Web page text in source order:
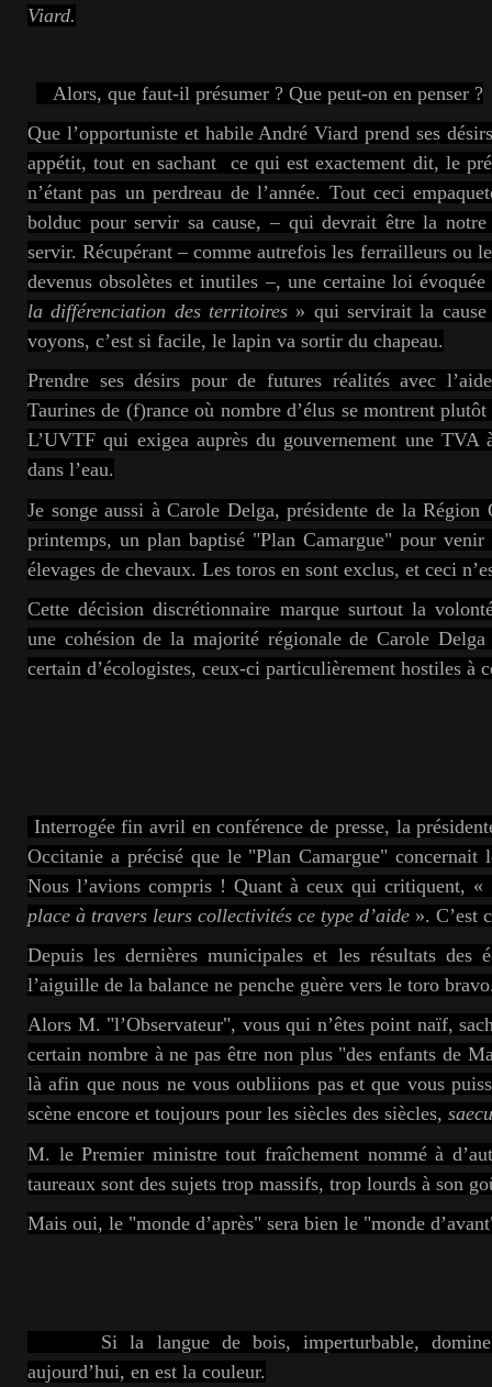
Viard.
Alors, que faut-il présumer ? Que peut-on en penser ?
Que l’opportuniste et habile André Viard prend ses
appétit, tout en sachant ce qui est exactement dit, le
n’étant pas un perdreau de l’année. Tout ceci
bolduc pour servir sa cause, –qui devrait être la
servir. Récupérant– comme autrefois les ferrailleurs ou
devenus obsolètes et inutiles –, une certaine loi
la différenciation des territoires » qui servirait la
voyons, c’est si facile, le lapin va sortir du chapeau.
Prendre ses désirs pour de futures réalités avec
Taurines de (f)rance où nombre d’élus se montrent
L’UVTF qui exigea auprès du gouvernement une TVA
dans l’eau.
Je songe aussi à Carole Delga, présidente de la
printemps, un plan baptisé "Plan Camargue" pour venir
élevages de chevaux. Les toros en sont exclus, et ceci
Cette décision discrétionnaire marque surtout la
une cohésion de la majorité régionale de Carole Delga
certain d’écologistes, ceux-ci particulièrement hostiles à
Interrogée fin avril en conférence de presse, la
Occitanie a précisé que le "Plan Camargue" concernait
Nous l’avions compris ! Quant à ceux qui critiquent, «
place à travers leurs collectivités ce type d’aide ». C’est
Depuis les dernières municipales et les résultats des
l’aiguille de la balance ne penche guère vers le toro
Alors M. "l’Observateur", vous qui n’êtes point naïf,
certain nombre à ne pas être non plus "des enfants de
là afin que nous ne vous oubliions pas et que vous
scène encore et toujours pour les siècles des siècles,
M. le Premier ministre tout fraîchement nommé à
taureaux sont des sujets trop massifs, trop lourds à son
Mais oui, le "monde d’après" sera bien le "monde
Si la langue de bois, imperturbable, domine
aujourd’hui, en est la couleur.